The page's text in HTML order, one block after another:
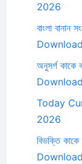
2026
বাংলা
Download
অনুসর্গ কাকে
Download
Today
2026
বিভক্তি
Download